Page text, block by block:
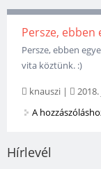
Persze, ebben
Persze, ebben
vita köztünk. :)
knauszi |
A
Hírlevél